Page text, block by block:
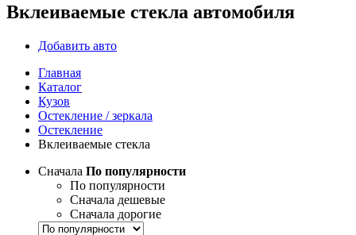
Вклеиваемые стекла автомобиля
Добавить авто
Главная
Каталог
Кузов
Остекление / зеркала
Остекление
Вклеиваемые стекла
Сначала По популярности
По популярности
Сначала дешевые
Сначала дорогие